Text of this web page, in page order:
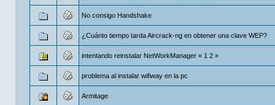
No consigo Handshake
¿Cuánto tiempo tarda Aircrack-ng en obtener una clave WEP?
intentando reinstalar NetWorkManager «1 2»
problema al instalar wifiway en la pc
Armitage